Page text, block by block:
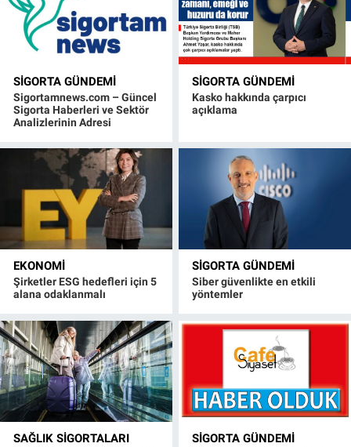
SIGORTA GÜNDEMI
Sigortamnews.com – Güncel
Sigorta Haberleri ve Sektör
Analizlerinin Adresi
SIGORTA GÜNDEMI
Kasko hakkında çarpıcı
açıklama
EKONOMI
Şirketler ESG hedefleri için 5
alana odaklanmalı
SIGORTA GÜNDEMI
Siber güvenlikte en etkili
yöntemler
SAĞLIK SIGORTALARI SIGORTA GÜNDEMI